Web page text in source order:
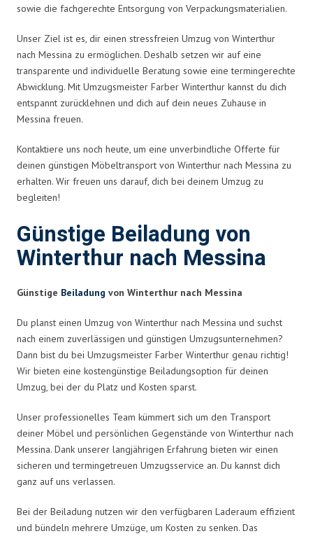
sowie die fachgerechte Entsorgung von Verpackungsmaterialien.
Unser Ziel ist es, dir einen stressfreien Umzug von Winterthur
nach Messina zu ermöglichen. Deshalb setzen wir auf eine
transparente und individuelle Beratung sowie eine termingerechte
Abwicklung. Mit Umzugsmeister Farber Winterthur kannst du dich
entspannt zurücklehnen und dich auf dein neues Zuhause in
Messina freuen.
Kontaktiere uns noch heute, um eine unverbindliche Offerte für
deinen günstigen Möbeltransport von Winterthur nach Messina zu
erhalten. Wir freuen uns darauf, dich bei deinem Umzug zu
begleiten!
Günstige Beiladung von
Winterthur nach Messina
Günstige Beiladung von Winterthur nach Messina
Du planst einen Umzug von Winterthur nach Messina und suchst
nach einem zuverlässigen und günstigen Umzugsunternehmen?
Dann bist du bei Umzugsmeister Farber Winterthur genau richtig!
Wir bieten eine kostengünstige Beiladungsoption für deinen
Umzug, bei der du Platz und Kosten sparst.
Unser professionelles Team kümmert sich um den Transport
deiner Möbel und persönlichen Gegenstände von Winterthur nach
Messina. Dank unserer langjährigen Erfahrung bieten wir einen
sicheren und termingetreuen Umzugsservice an. Du kannst dich
ganz auf uns verlassen.
Bei der Beiladung nutzen wir den verfügbaren Laderaum effizient
und bündeln mehrere Umzüge, um Kosten zu senken. Das